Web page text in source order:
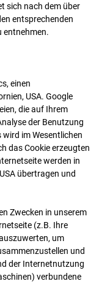
sich nach dem über
entsprechenden
entnehmen.
einen
USA. Google
die auf Ihrem
der Benutzung
im Wesentlichen
das Cookie erzeugten
werden in
übertragen und
Zwecken in unserem
(z.B. Ihre
um
und
der Internetnutzung
verbundene